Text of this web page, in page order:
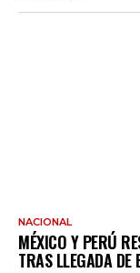
NACIONAL
MÉXICO Y PERÚ
TRAS LLEGADA DE